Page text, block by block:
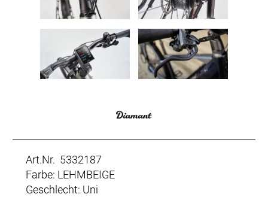
Art.Nr. 5332187
Farbe: LEHMBEIGE
Geschlecht: Uni